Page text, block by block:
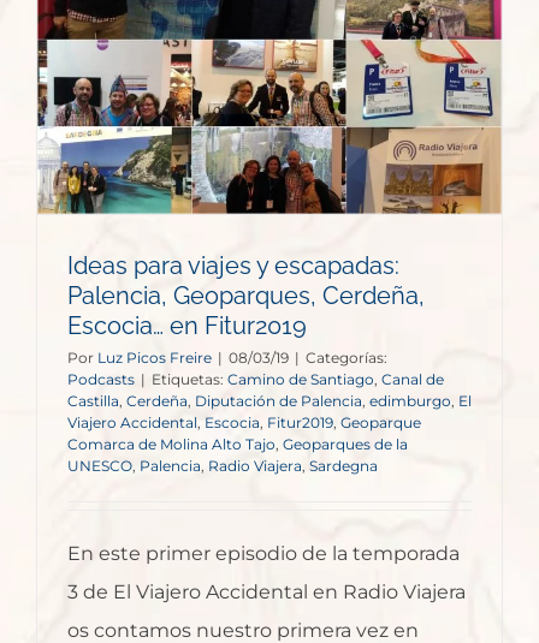
Ideas para viajes y escapadas:
Palencia, Geoparques, Cerdeña,
Escocia… en Fitur2019
Por Luz Picos Freire | 08/03/19 | Categorías:
Podcasts | Etiquetas: Camino de Santiago Canal de
Castilla, Cerdeña, Diputación de Palencia edimburgo El
Viajero Accidental, Escocia, Fitur2019, Geoparque
Comarca de Molina Alto Tajo Geoparques de la
UNESCO Palencia, Radio Viajera Sardegna
En este primer episodio de la temporada
3 de El Viajero Accidental en Radio Viajera
os contamos nuestro primera vez en